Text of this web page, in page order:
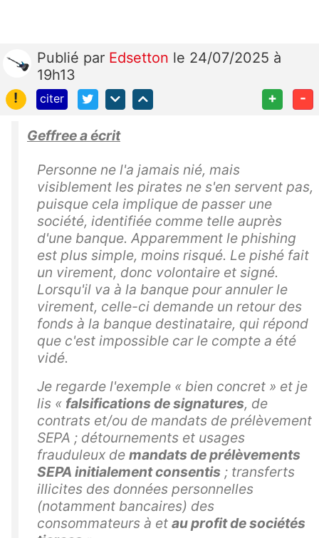
Publié par Edsetton le 24/07/2025 à
19h13
!
citer + -
Geffree a écrit
Personne ne l'a jamais nié, mais
visiblement les pirates ne s'en servent pas,
puisque cela implique de passer une
société, identifiée comme telle auprès
d'une banque. Apparemment le phishing
est plus simple, moins risqué. Le pishé fait
un virement, donc volontaire et signé.
Lorsqu'il va à la banque pour annuler le
virement, celle-ci demande un retour des
fonds à la banque destinataire, qui répond
que c'est impossible car le compte a été
vidé.
Je regarde l'exemple « bien concret » et je
lis « falsifications de signatures, de
contrats et/ou de mandats de prélèvement
SEPA ; détournements et usages
frauduleux de mandats de prélèvements
SEPA initialement consentis ; transferts
illicites des données personnelles
(notamment bancaires) des
consommateurs à et au profit de sociétés